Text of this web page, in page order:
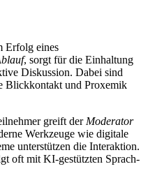
Erfolg eines
, sorgt für die Einhaltung
Diskussion. Dabei sind
Blickkontakt und Proxemik
greift der Moderator
Werkzeuge wie digitale
unterstützen die Interaktion.
oft mit KI-gestützten Sprach-